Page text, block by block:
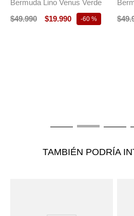
Bermuda Lino Venus Verde
$49.990 $19.990 -60 %
$49.
TAMBIÉN PODRÍA